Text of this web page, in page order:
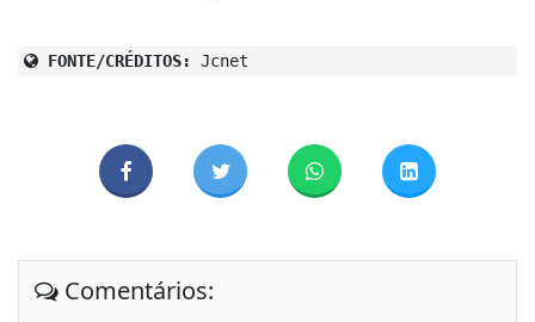
FONTE/CRÉDITOS: Jcnet
Comentários: